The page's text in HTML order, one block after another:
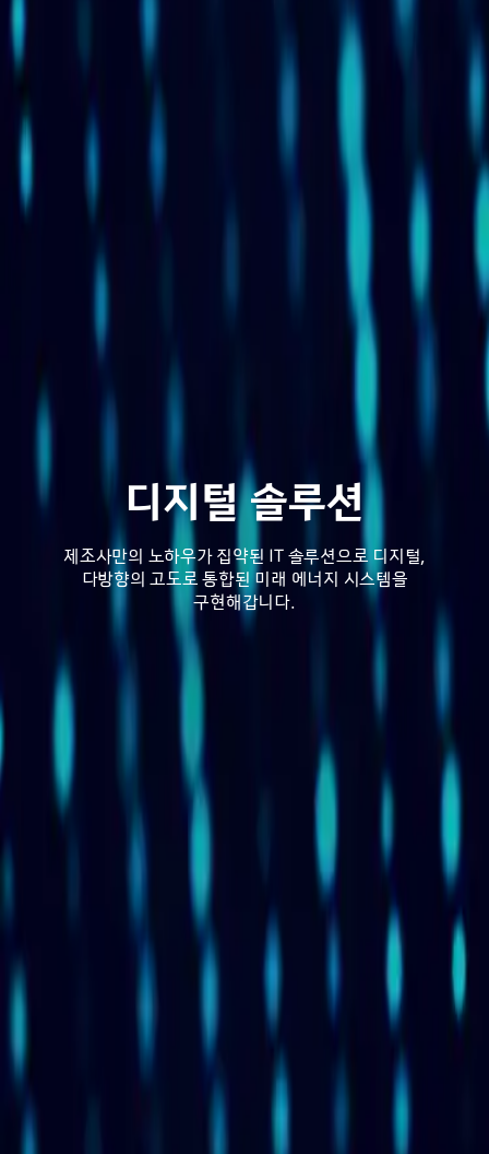
디지털 솔루션
제조사만의 노하우가 집약된 IT 솔루션으로 디지털,
다방향의 고도로 통합된 미래 에너지 시스템을
구현해갑니다.
디지털 솔루션
제조사만의 노하우가 집약된 IT 솔루션으로 디지털,
다방향의 고도로 통합된 미래 에너지 시스템을
구현해갑니다.